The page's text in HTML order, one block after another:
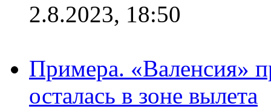
2.8.2023, 18:50
Примера. «Валенсия»
осталась в зоне вылета